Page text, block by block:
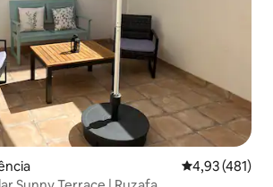
4,93 de uma
4,93 (481)